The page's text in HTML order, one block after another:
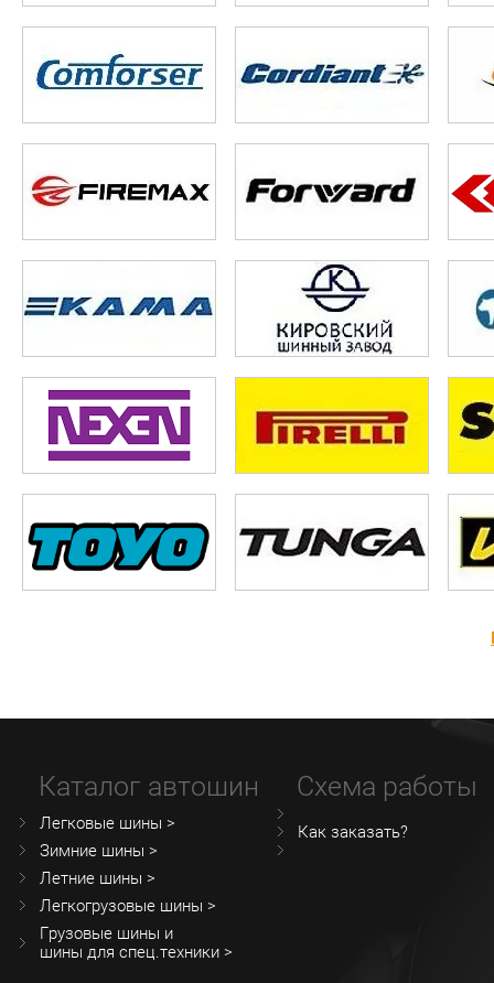
Каталог автошин
Легковые шины >
Зимние шины >
Летние шины >
Легкогрузовые шины >
Грузовые шины и
шины для спец.техники >
Схема работы
Как заказать?